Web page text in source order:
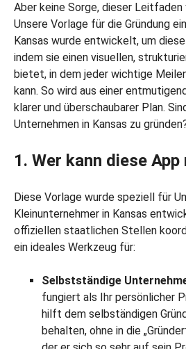
Aber keine Sorge, dieser
Unsere Vorlage für die Gründung
Kansas wurde entwickelt, um
indem sie einen visuellen,
bietet, in dem jeder wichtige
kann. So wird aus einer
klarer und überschaubarer Plan.
Unternehmen in Kansas zu
1. Wer kann diese App
Diese Vorlage wurde speziell für
Kleinunternehmer in Kansas
offiziellen staatlichen Stellen
ein ideales Werkzeug für:
Selbstständige
fungiert als Ihr persönlicher
hilft dem selbständigen
behalten, ohne in die